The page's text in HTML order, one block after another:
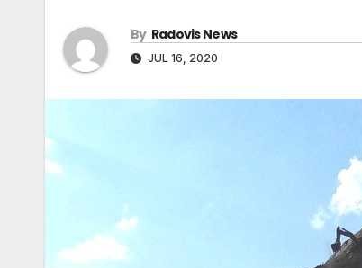
By Radovis News
JUL 16, 2020